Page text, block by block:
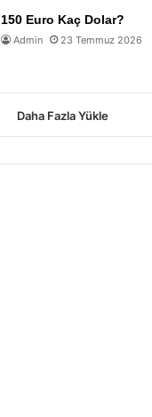
150 Euro Kaç Dolar?
Admin 23 Temmuz 2026
Daha Fazla Yükle